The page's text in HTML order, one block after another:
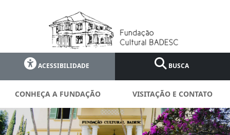
ACESSIBILIDADE BUSCA
CONHEÇA A FUNDAÇÃO VISITAÇÃO E CONTATO